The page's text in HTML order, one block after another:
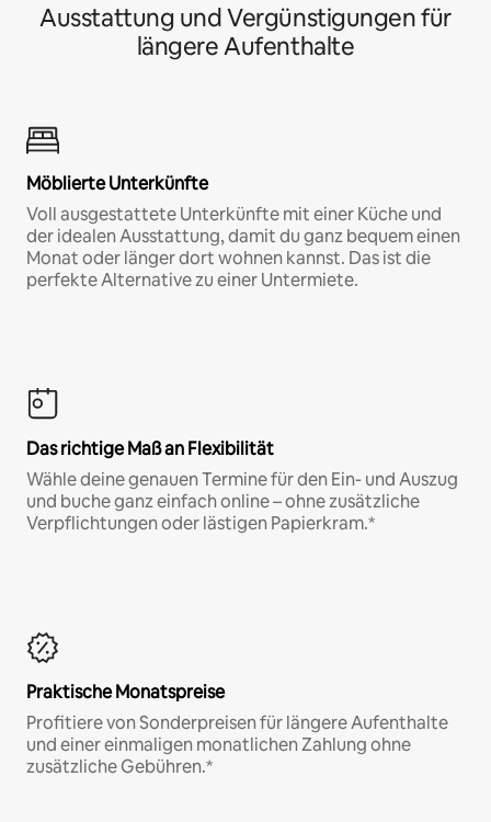
Ausstattung und Vergünstigungen für
längere Aufenthalte
Möblierte Unterkünfte
Voll ausgestattete Unterkünfte mit einer Küche und
der idealen Ausstattung, damit du ganz bequem einen
Monat oder länger dort wohnen kannst. Das ist die
perfekte Alternative zu einer Untermiete.
Das richtige Maß an Flexibilität
Wähle deine genauen Termine für den Ein- und Auszug
und buche ganz einfach online – ohne zusätzliche
Verpflichtungen oder lästigen Papierkram.*
Praktische Monatspreise
Profitiere von Sonderpreisen für längere Aufenthalte
und einer einmaligen monatlichen Zahlung ohne
zusätzliche Gebühren.*